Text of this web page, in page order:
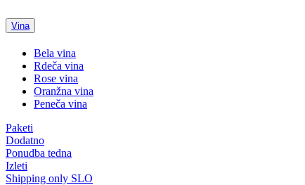
Vina
Bela vina
Rdeča vina
Rose vina
Oranžna vina
Peneča vina
Paketi
Dodatno
Ponudba tedna
Izleti
Shipping only SLO